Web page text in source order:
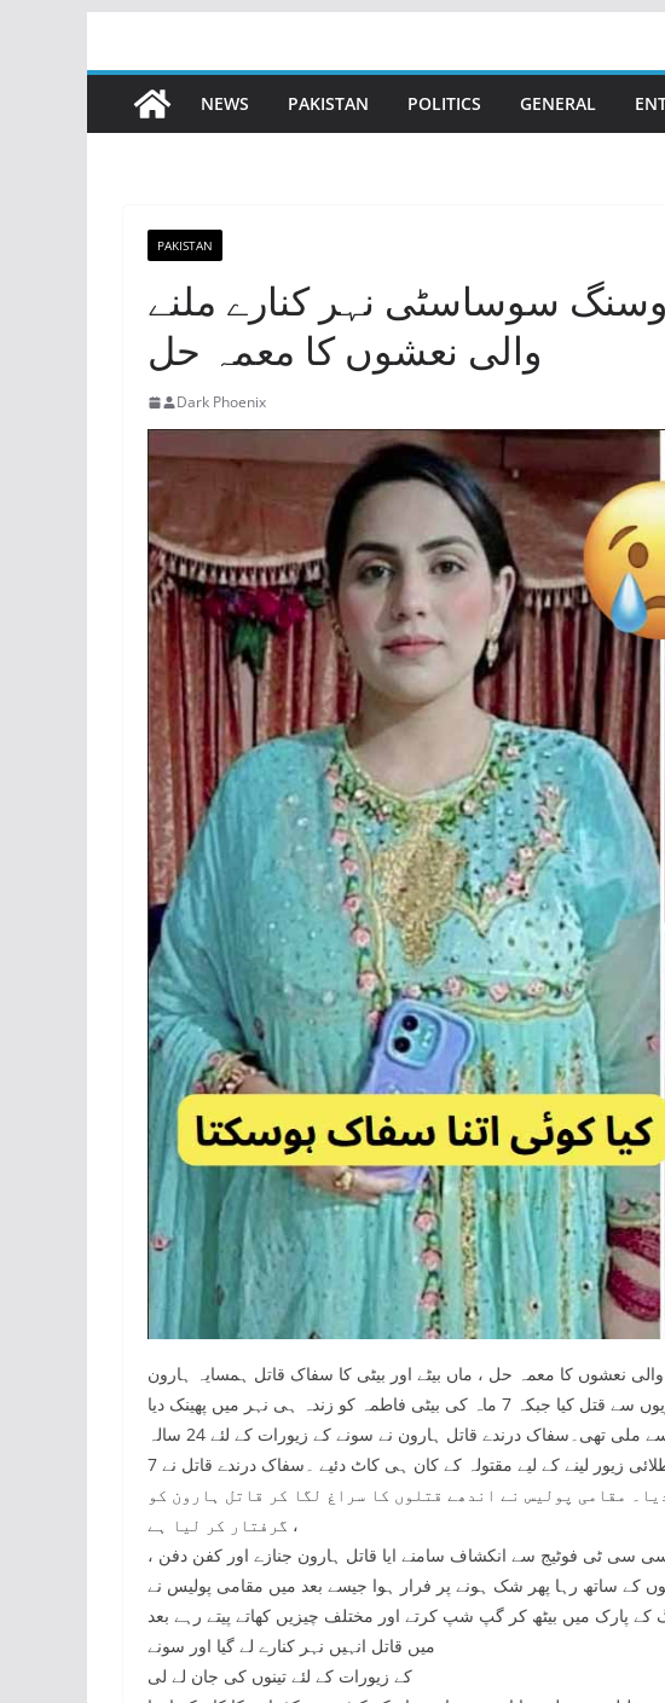
content
NEWS PAKISTAN POLITICS GENERAL
PAKISTAN
سوساسٹی نہر کنارے ملنے
والی نعشوں کا معمہ حل
Dark Phoenix
نعشوں کا معمہ حل ، ماں بیٹے اور بیٹی کا سفاک قاتل ہمسایہ ہارون
کو زندہ ہی نہر میں پھینک دیا
جس کی نعیش گزشتہ روز ایمن اباد کے علاقہ سے ملی تھی۔سفاک درندے قاتل ہارون نے سونے کے زیورات کے لئے 24 سالہ
ملائکہ، 5 سالہ احمد کے گلے کاٹے اور ملائکہ سے طلائی زیور لینے کے لیے مقتولہ کے کان ہی کاٹ دئیے ۔سفاک درندے قاتل نے 7
مقامی پولیس نے اندھے قتلوں کا سراغ لگا کر قاتل ہارون کو
گرفتار کر لیا ہے ،
سی ٹی فوٹیج سے انکشاف سامنے ایا قاتل ہارون جنازے اور کفن دفن ،
کے ساتھ رہا پھر شک ہونے پر فرار ہوا جیسے بعد میں مقامی پولیس نے
کے پارک میں بیٹھ کر گپ شپ کرتے اور مختلف چیزیں کھاتے پیتے رہے بعد
میں قاتل انہیں نہر کنارے لے گیا اور سونے
کے زیورات کے لئے تینوں کی جان لے لی